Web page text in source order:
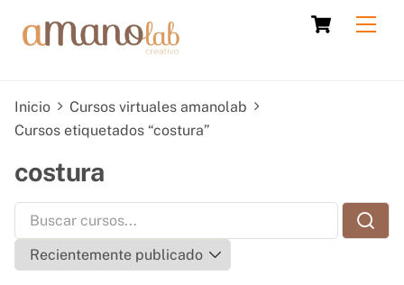
Cart
Inicio
Cursos virtuales amanolab
Cursos etiquetados “costura”
costura